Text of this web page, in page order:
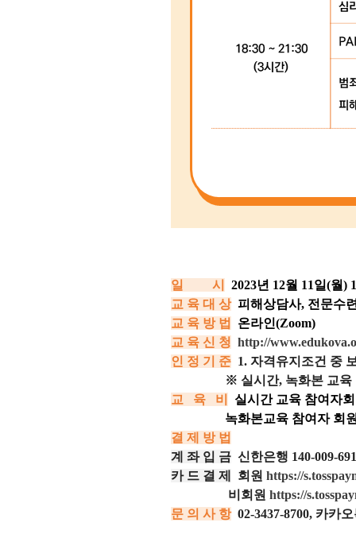
일 시 2023년 12월 11일(월)
교 육 대 상 피해상담사, 전문수
교 육 방 법
온라인(Zoom)
교 육 신 청 http://
인 정 기 준 1. 자격유지조건 중
※ 실시간, 녹화본 교육
교 육 비
실시간 교육 참여자
녹화본교육 참여자 회
결 제 방 법
계 좌 입 금 신한은행 140-009-
카 드 결 제
회원 https://
비회원 https://
문 의 사 항 02-3437-8700, 카카